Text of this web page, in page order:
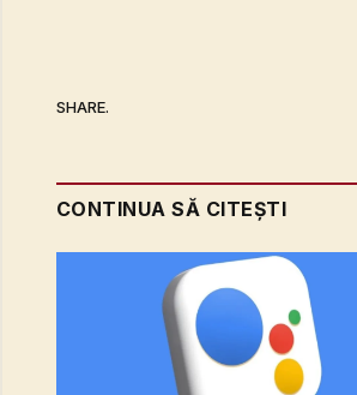
SHARE.
CONTINUA SĂ CITEȘTI